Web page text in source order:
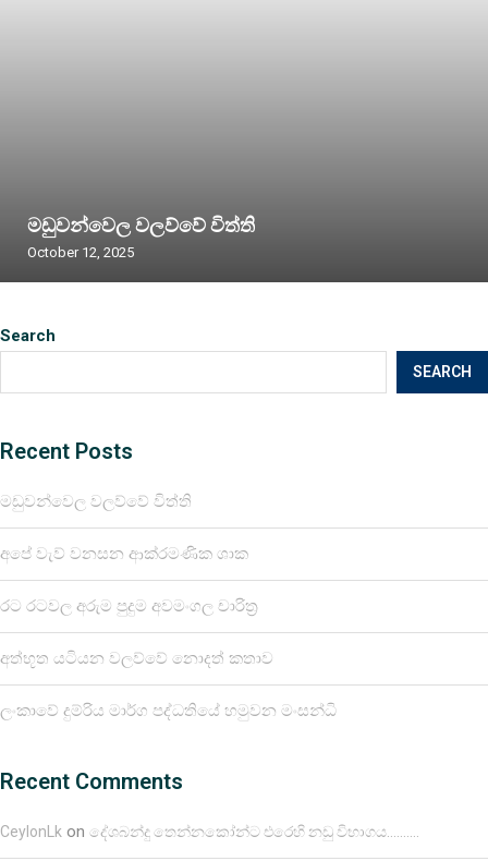
Search
SEARCH
Recent Posts
මඩුවන්වෙල වලව්වේ විත්ති
අපේ වැව් වනසන ආක්රමණික ශාක
රට රටවල අරුම පුදුම අවමංගල චාරිත්‍ර
අත්භූත යටියන වලව්වේ නොදත් කතාව
ලංකාවේ දුම්රිය මාර්ග පද්ධතියේ හමුවන මංසන්ධි
Recent Comments
CeylonLk on දේශබන්දු තෙන්නකෝන්ට එරෙහි නඩු විභාගය……….
මඩුවන්වෙල වලව්වේ විත්ති
October 12, 2025